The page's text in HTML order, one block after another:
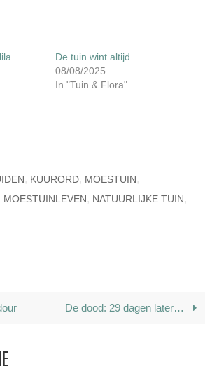
De tuin wint altijd…
08/08/2025
In "Tuin & Flora"
, KUURORD, MOESTUIN,
MOESTUINLEVEN, NATUURLIJKE TUIN,
De dood: 29 dagen later…